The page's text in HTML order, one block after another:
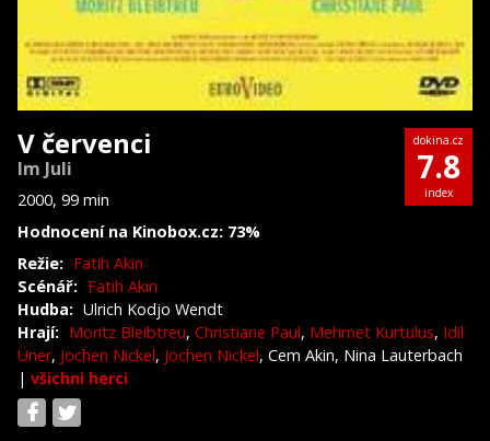
V červenci
Im Juli
2000, 99 min
Hodnocení na Kinobox.cz: 73%
dokina.cz
7.8
index
Režie: Fatih Akin
Scénář: Fatih Akin
Hudba: Ulrich Kodjo Wendt
Hrají: Moritz Bleibtreu, Christiane Paul, Mehmet Kurtulus, Idil
Üner, Jochen Nickel, Jochen Nickel, Cem Akin, Nina Lauterbach
| všichni herci